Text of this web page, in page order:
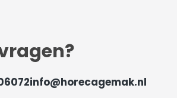
info@horecagemak.nl